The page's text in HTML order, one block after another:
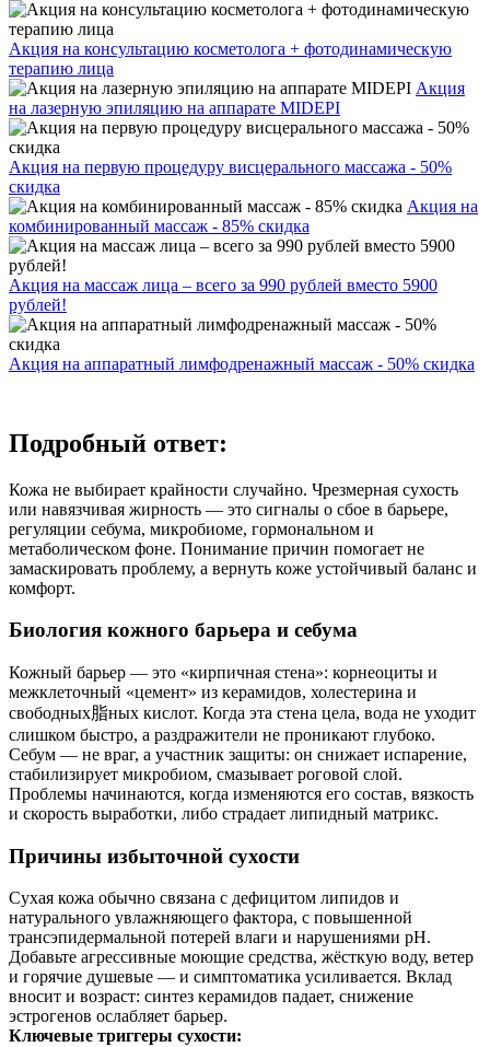
Акция на консультацию косметолога + фотодинамическую
терапию лица
Акция
на лазерную эпиляцию на аппарате MIDEPI
Акция на первую процедуру висцерального массажа - 50%
скидка
Акция на
комбинированный массаж - 85% скидка
Акция на массаж лица – всего за 990 рублей вместо 5900
рублей!
Акция на аппаратный лимфодренажный массаж - 50% скидка
Подробный ответ:
Кожа не выбирает крайности случайно. Чрезмерная сухость
или навязчивая жирность — это сигналы о сбое в барьере,
регуляции себума, микробиоме, гормональном и
метаболическом фоне. Понимание причин помогает не
замаскировать проблему, а вернуть коже устойчивый баланс и
комфорт.
Биология кожного барьера и себума
Кожный барьер — это «кирпичная стена»: корнеоциты и
межклеточный «цемент» из керамидов, холестерина и
свободных脂ных кислот. Когда эта стена цела, вода не уходит
слишком быстро, а раздражители не проникают глубоко.
Себум — не враг, а участник защиты: он снижает испарение,
стабилизирует микробиом, смазывает роговой слой.
Проблемы начинаются, когда изменяются его состав, вязкость
и скорость выработки, либо страдает липидный матрикс.
Причины избыточной сухости
Сухая кожа обычно связана с дефицитом липидов и
натурального увлажняющего фактора, с повышенной
трансэпидермальной потерей влаги и нарушениями рН.
Добавьте агрессивные моющие средства, жёсткую воду, ветер
и горячие душевые — и симптоматика усиливается. Вклад
вносит и возраст: синтез керамидов падает, снижение
эстрогенов ослабляет барьер.
Ключевые триггеры сухости: